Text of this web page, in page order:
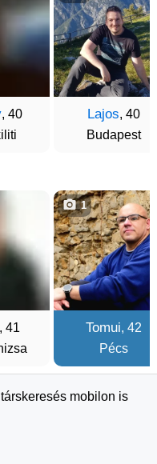
, 40
Lajos, 40
Budapest
, 41
Tomui, 42
Pécs
1
mobilon is